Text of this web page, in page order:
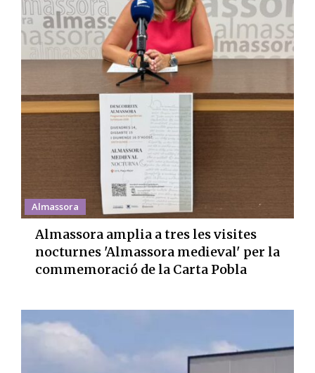
Almassora
Almassora amplia a tres les visites
nocturnes 'Almassora medieval' per la
commemoració de la Carta Pobla